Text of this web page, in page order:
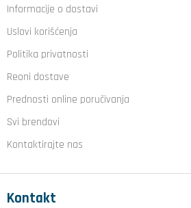
Informacije o dostavi
Uslovi korišćenja
Politika privatnosti
Reoni dostave
Prednosti online poručivanja
Svi brendovi
Kontaktirajte nas
Kontakt